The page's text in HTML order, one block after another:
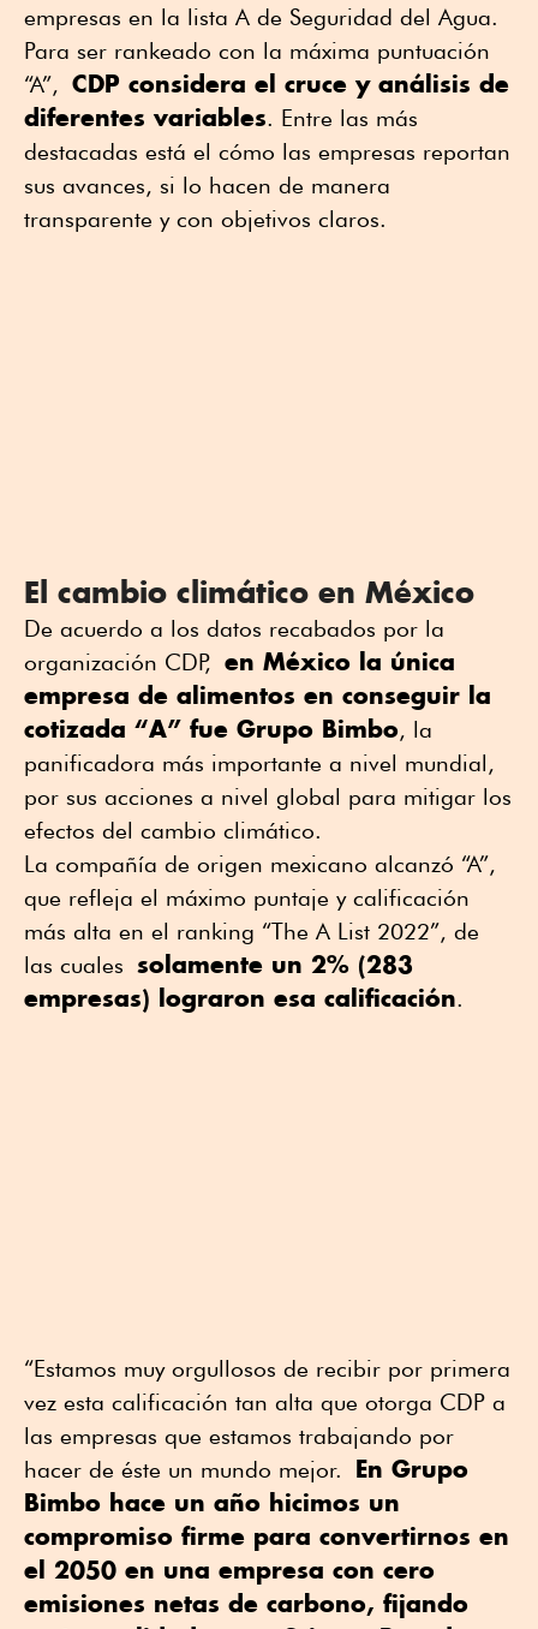
empresas en la lista A de Seguridad del Agua.
Para ser rankeado con la máxima puntuación
“A”, CDP considera el cruce y análisis de
diferentes variables. Entre las más
destacadas está el cómo las empresas reportan
sus avances, si lo hacen de manera
transparente y con objetivos claros.
El cambio climático en México
De acuerdo a los datos recabados por la
organización CDP, en México la única
empresa de alimentos en conseguir la
cotizada “A” fue Grupo Bimbo, la
panificadora más importante a nivel mundial,
por sus acciones a nivel global para mitigar los
efectos del cambio climático.
La compañía de origen mexicano alcanzó “A”,
que refleja el máximo puntaje y calificación
más alta en el ranking “The A List 2022”, de
las cuales solamente un 2% (283
empresas) lograron esa calificación.
“Estamos muy orgullosos de recibir por primera
vez esta calificación tan alta que otorga CDP a
las empresas que estamos trabajando por
hacer de éste un mundo mejor. En Grupo
Bimbo hace un año hicimos un
compromiso firme para convertirnos en
el 2050 en una empresa con cero
emisiones netas de carbono, fijando